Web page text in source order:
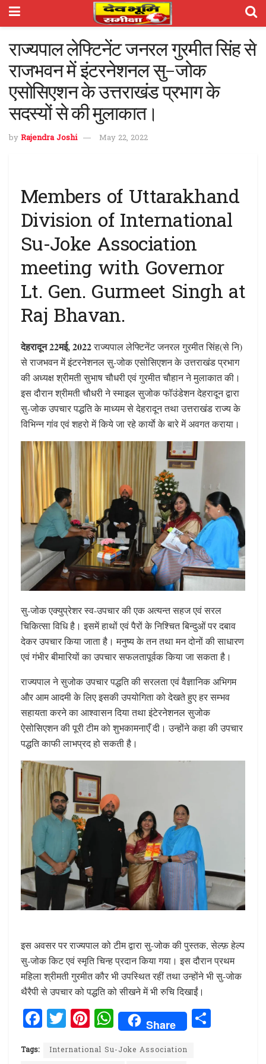
राज्यपाल लेफ्टिनेंट जनरल गुरमीत सिंह से
राजभवन में इंटरनेशनल सु-जोक
एसोसिएशन के उत्तराखंड प्रभाग के
सदस्यों से की मुलाकात।
by Rajendra Joshi May 22, 2022
Members of Uttarakhand
Division of International
Su-Joke Association
meeting with Governor
Lt. Gen. Gurmeet Singh at
Raj Bhavan.
देहरादून 22मई, 2022राज्यपाल लेफ्टिनेंट जनरल गुरमीत सिंह(से नि)
से राजभवन में इंटरनेशनल सु-जोक एसोसिएशन के उत्तराखंड प्रभाग
की अध्यक्ष श्रीमती सुभाष चौधरी एवं गुरमीत चौहान ने मुलाकात की।
इस दौरान श्रीमती चौधरी ने स्माइल सुजोक फॉउंडेशन देहरादून द्वारा
सु-जोक उपचार पद्धति के माध्यम से देहरादून तथा उत्तराखंड राज्य के
विभिन्न गांव एवं शहरो में किये जा रहे कार्याे के बारे में अवगत कराया।
सु-जोक एक्युप्रेशर स्व-उपचार की एक अत्यन्त सहज एवं सरल
चिकित्सा विधि है। इसमें हाथों एवं पैरों के निश्चित बिन्दुओं पर दबाव
देकर उपचार किया जाता है। मनुष्य के तन तथा मन दोनों की साधारण
एवं गंभीर बीमारियों का उपचार सफलतापूर्वक किया जा सकता है।
राज्यपाल ने सुजोक उपचार पद्धति की सरलता एवं वैज्ञानिक अभिगम
और आम आदमी के लिए इसकी उपयोगिता को देखते हुए हर सम्भव
सहायता करने का आश्वासन दिया तथा इंटेरनेशनल सुजोक
ऐसोसिएशन की पूरी टीम को शुभकामनाएँ दी। उन्होंने कहा की उपचार
पद्धति काफी लाभप्रद हो सकती है।
इस अवसर पर राज्यपाल को टीम द्वारा सु-जोक की पुस्तक, सेल्फ़ हेल्प
सु-जोक किट एवं स्मृति चिन्ह प्रदान किया गया। इस दौरान प्रथम
महिला श्रीमती गुरमीत कौर भी उपस्थित रहीं तथा उन्होंने भी सु-जोक
थैरैपी से उपचार को पद्धति को सीखने में भी रुचि दिखाईं।
F
a
ce
T
w
it
Pi
n
te
W
h
at
Share
Tags:
International Su-Joke Association